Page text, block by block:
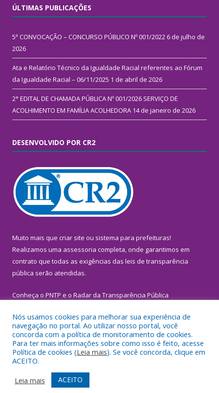
ÚLTIMAS PUBLICAÇÕES
5ª CONVOCAÇÃO – CONCURSO PÚBLICO Nº 001/2022 6 de julho de
2026
Ata e Relatório Técnico da Igualdade Racial referentes ao Fórum
da Igualdade Racial – 06/11/2025 1 de abril de 2026
2° EDITAL DE CHAMADA PÚBLICA Nº 001/2026 SERVIÇO DE
ACOLHIMENTO EM FAMÍLIA ACOLHEDORA 14 de janeiro de 2026
DESENVOLVIDO POR CR2
Muito mais que criar site ou sistema para prefeituras!
Realizamos uma assessoria completa, onde garantimos em
contrato que todas as exigências das leis de transparência
pública serão atendidas.
Conheça o PNTP e o Radar da Transparência Pública
Todos os direitos reservados a Prefeitura Municipal de
Inhangapi.
Mapa do Site
Acessar Área Administrativa
Acessar Webmail
Nós usamos cookies para melhorar sua experiência de
navegação no portal. Ao utilizar nosso portal, você
concorda com a política de monitoramento de cookies.
Para ter mais informações sobre como isso é feito, acesse
Política de cookies (Leia mais). Se você concorda, clique em
ACEITO.
Leia mais
ACEITO